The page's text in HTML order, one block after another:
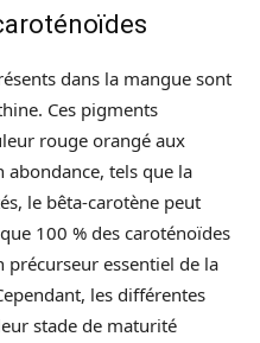
dans la mangue sont
Ces pigments
rouge orangé aux
tels que la
le bêta-carotène peut
100 % des caroténoïdes
précurseur essentiel de la
les différentes
stade de maturité